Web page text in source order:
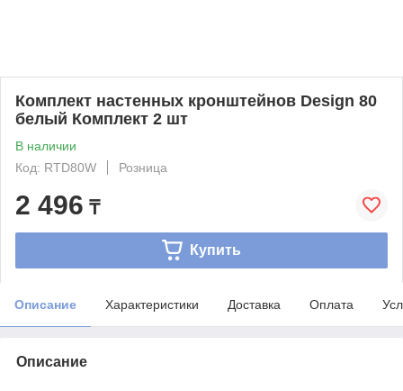
Комплект настенных кронштейнов Design 80
белый Комплект 2 шт
В наличии
Код: RTD80W
Розница
2 496 ₸
Купить
Описание Характеристики Доставка Оплата
Описание